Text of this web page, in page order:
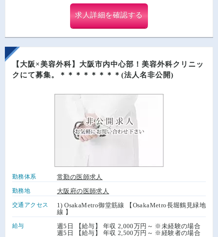
求人詳細を確認する
【大阪×美容外科】大阪市内中心部！美容外科クリニッ
クにて募集。＊＊＊＊＊＊＊＊(法人名非公開)
勤務体系 常勤の医師求人
勤務地 大阪府の医師求人
交通アクセス
1) OsakaMetro御堂筋線 【OsakaMetro長堀鶴見緑地
線 】
給与
週5日 【給与】 年収 2,000万円～ ※未経験の場合
週5日 【給与】 年収 2,500万円～ ※経験者の場合